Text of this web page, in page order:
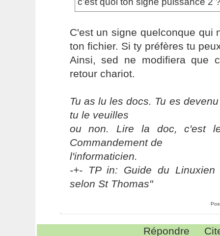
C'est un signe quelconque qui
ton fichier. Si ty préfères tu
Ainsi, sed ne modifiera que
retour chariot.
Tu as lu les docs. Tu es
tu le veuilles
ou non. Lire la doc, c'est
Commandement de
l'informaticien.
-+- TP in: Guide du Linuxien
selon St Thomas"
Répondre